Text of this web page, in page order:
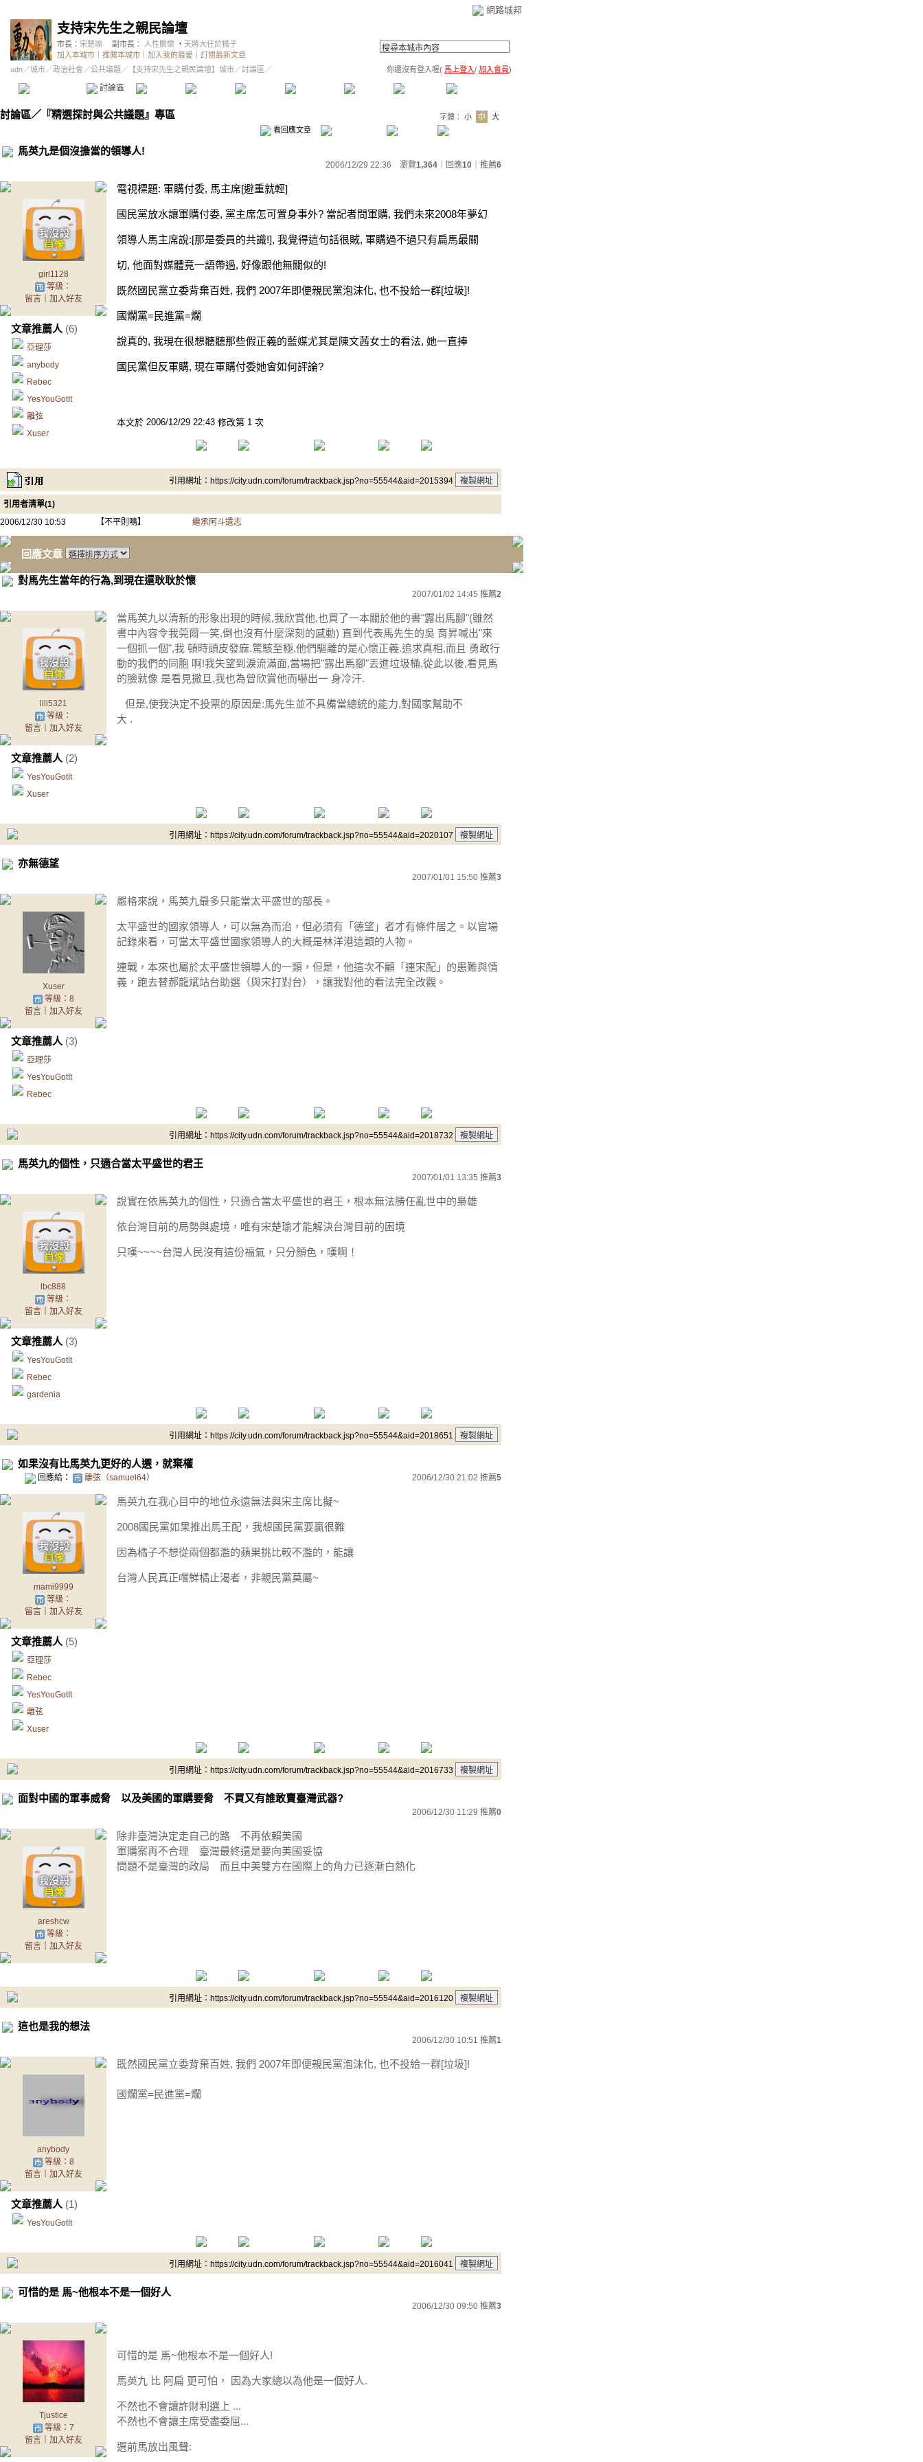
網路城邦
支持宋先生之親民論壇
市長： 宋楚瑜 副市長： 人性關懷 、 天將大任於橘子
加入本城市
推薦本城市 加入我的最愛
訂閱最新文章
udn／城市／政治社會 ／公共議題 ／ 【支持宋先生之親民論壇】城市／討論區／ 你還沒有登入喔( 馬上登入/ 加入會員)
討論區 精華區 投票區 影像館 公告區 訪客簿 市政中心
討論區／ 『精選探討與公共議題』專區 字體： 小 中
大
看回應文章
馬英九是個沒擔當的領導人!
2006/12/29 22:36 瀏覽1,364 ｜回應10 推薦6
girl1128
等級：
留言｜ 加入好友
文章推薦人 (6)
亞理莎
anybody
Rebec
YesYouGotIt
離弦
Xuser
電視標題: 軍購付委, 馬主席[避重就輕]
國民黨放水讓軍購付委, 黨主席怎可置身事外? 當記者問軍購, 我們未來2008年夢幻
領導人馬主席說:[那是委員的共識!], 我覺得這句話很賊, 軍購過不過只有扁馬最關
切, 他面對媒體竟一語帶過, 好像跟他無關似的!
既然國民黨立委背棄百姓, 我們 2007年即便親民黨泡沫化, 也不投給一群[垃圾]!
國爛黨=民進黨=爛
說真的, 我現在很想聽聽那些假正義的藍媒尤其是陳文茜女士的看法, 她一直捧
國民黨但反軍購, 現在軍購付委她會如何評論?
本文於 2006/12/29 22:43 修改第 1 次
引用網址：https://city.udn.com/forum/trackback.jsp?no=55544&aid=2015394
引用者清單(1)
2006/12/30 10:53
【不平則鳴】 繼承阿斗遺志
回應文章
對馬先生當年的行為,到現在還耿耿於懷
2007/01/02 14:45 推薦2
lili5321
等級：
留言｜ 加入好友
文章推薦人 (2)
YesYouGotIt
Xuser
當馬英九以清新的形象出現的時候,我欣賞他,也買了一本關於他的書"露出馬腳"(雖然
書中內容令我莞爾一笑,倒也沒有什麼深刻的感動) 直到代表馬先生的吳 育昇喊出"來
一個抓一個",我 頓時頭皮發麻.驚駭至極,他們驅離的是心懷正義.追求真相,而且 勇敢行
動的我們的同胞 啊!我失望到淚流滿面,當場把"露出馬腳"丟進垃圾桶,從此以後,看見馬
的臉就像 是看見撒旦,我也為曾欣賞他而嚇出一 身冷汗.
但是,使我決定不投票的原因是:馬先生並不具備當總統的能力,對國家幫助不
大 .
引用網址：https://city.udn.com/forum/trackback.jsp?no=55544&aid=2020107
亦無德望
2007/01/01 15:50 推薦3
Xuser
等級：8
留言｜ 加入好友
文章推薦人 (3)
亞理莎
YesYouGotIt
Rebec
嚴格來說，馬英九最多只能當太平盛世的部長。
太平盛世的國家領導人，可以無為而治，但必須有「德望」者才有條件居之。以官場
記錄來看，可當太平盛世國家領導人的大概是林洋港這類的人物。
連戰，本來也屬於太平盛世領導人的一類，但是，他這次不顧「連宋配」的患難與情
義，跑去替郝龍斌站台助選（與宋打對台），讓我對他的看法完全改觀。
引用網址：https://city.udn.com/forum/trackback.jsp?no=55544&aid=2018732
馬英九的個性，只適合當太平盛世的君王
2007/01/01 13:35 推薦3
lbc888
等級：
留言｜ 加入好友
文章推薦人 (3)
YesYouGotIt
Rebec
gardenia
說實在依馬英九的個性，只適合當太平盛世的君王，根本無法勝任亂世中的梟雄
依台灣目前的局勢與處境，唯有宋楚瑜才能解決台灣目前的困境
只嘆~~~~台灣人民沒有這份福氣，只分顏色，嘆啊！
引用網址：https://city.udn.com/forum/trackback.jsp?no=55544&aid=2018651
如果沒有比馬英九更好的人選，就棄權
回應給： 離弦（samuel64） 2006/12/30 21:02 推薦5
mami9999
等級：
留言｜ 加入好友
文章推薦人 (5)
亞理莎
Rebec
YesYouGotIt
離弦
Xuser
馬英九在我心目中的地位永遠無法與宋主席比擬~
2008國民黨如果推出馬王配，我想國民黨要贏很難
因為橘子不想從兩個都濫的蘋果挑比較不濫的，能讓
台灣人民真正嚐鮮橘止渴者，非親民黨莫屬~
引用網址：https://city.udn.com/forum/trackback.jsp?no=55544&aid=2016733
面對中國的軍事威脅 以及美國的軍購要脅 不買又有誰敢賣臺灣武器?
2006/12/30 11:29 推薦0
areshcw
等級：
留言｜ 加入好友
除非臺灣決定走自己的路 不再依賴美國
軍購案再不合理 臺灣最終還是要向美國妥協
問題不是臺灣的政局 而且中美雙方在國際上的角力已逐漸白熱化
引用網址：https://city.udn.com/forum/trackback.jsp?no=55544&aid=2016120
這也是我的想法
2006/12/30 10:51 推薦1
anybody
等級：8
留言｜ 加入好友
文章推薦人 (1)
YesYouGotIt
既然國民黨立委背棄百姓, 我們 2007年即便親民黨泡沫化, 也不投給一群[垃圾]!
國爛黨=民進黨=爛
引用網址：https://city.udn.com/forum/trackback.jsp?no=55544&aid=2016041
可惜的是 馬~他根本不是一個好人
2006/12/30 09:50 推薦3
Tjustice
等級：7
留言｜ 加入好友
可惜的是 馬~他根本不是一個好人!
馬英九 比 阿扁 更可怕， 因為大家總以為他是一個好人.
不然也不會讓許財利選上 ...
不然也不會讓主席受盡委屈...
選前馬放出風聲: